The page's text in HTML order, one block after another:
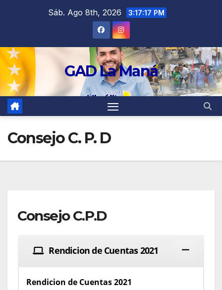
Sáb. Ago 8th, 2026 3:17:17 PM
GAD La Maná
Consejo C. P. D
Consejo C.P.D
Rendicion de Cuentas 2021
Rendicion de Cuentas 2021